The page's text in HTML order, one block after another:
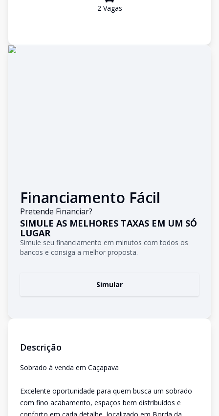
2Vagas
Financiamento Fácil
Pretende Financiar?
SIMULE AS MELHORES TAXAS EM UM SÓ
LUGAR
Simule seu financiamento em minutos com todos os
bancos e consiga a melhor proposta.
Simular
Descrição
Sobrado à venda em Caçapava
Excelente oportunidade para quem busca um sobrado
com fino acabamento, espaços bem distribuídos e